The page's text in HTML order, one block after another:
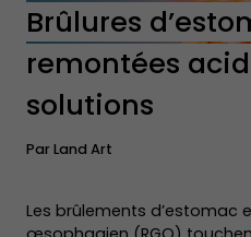
Brûlures
remontées
solutions
ParLand Art
Les brûlements d’estomac